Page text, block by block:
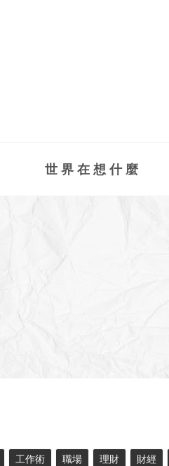
世界在想什麼
工作術 職場 理財 財經